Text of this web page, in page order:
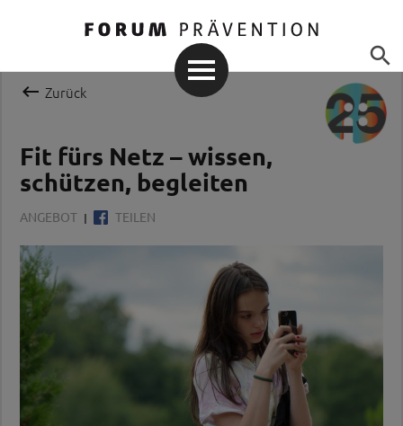

 Zurück
Fit fürs Netz – wissen,
schützen, begleiten
ANGEBOT TEILEN